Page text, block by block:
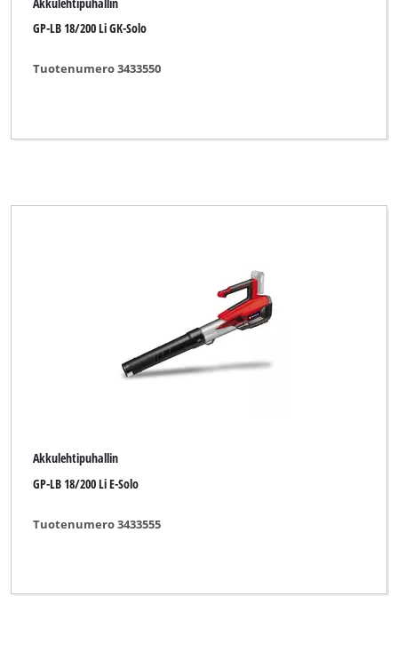
GP-LB 18/200 Li GK-Solo
Tuotenumero 3433550
Akkulehtipuhallin
GP-LB 18/200 Li E-Solo
Tuotenumero 3433555